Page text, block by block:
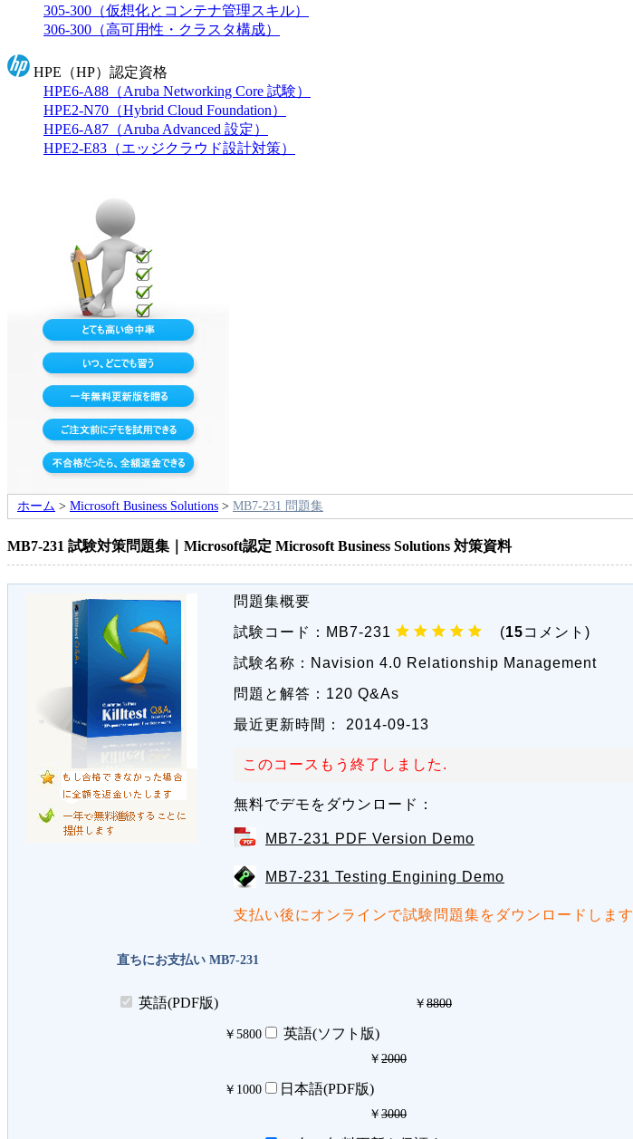
305-300（仮想化とコンテナ管理スキル）
306-300（高可用性・クラスタ構成）
HPE（HP）認定資格
HPE6-A88（Aruba Networking Core 試験）
HPE2-N70（Hybrid Cloud Foundation）
HPE6-A87（Aruba Advanced 設定）
HPE2-E83（エッジクラウド設計対策）
ホーム > Microsoft Business Solutions > MB7-231 問題集
MB7-231 試験対策問題集｜Microsoft認定 Microsoft Business Solutions 対策資料
問題集概要
試験コード： MB7-231 (15コメント)
試験名称： Navision 4.0 Relationship Management
問題と解答： 120 Q&As
最近更新時間：
2014-09-13
このコースもう終了しました.
無料でデモをダウンロード：
MB7-231 PDF Version Demo
MB7-231 Testing Engining Demo
支払い後にオンラインで試験問題集をダウンロードします
直ちにお支払い MB7-231
英語(PDF版) ￥ 8800
￥ 5800 英語(ソフト版)
￥ 2000
￥ 1000 日本語(PDF版)
￥ 3000